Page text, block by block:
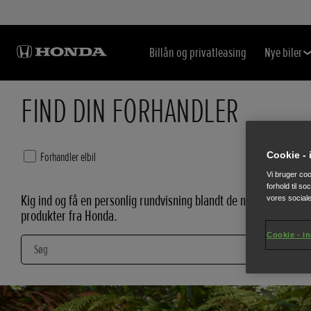
Billån og privatleasing Nye biler
FIND DIN FORHANDLER
Forhandler elbil Elbils-
Kig ind og få en personlig rundvisning blandt de nyeste
produkter fra Honda.
Cookie -
Vi bruger
forhold til
vores
Cookie -